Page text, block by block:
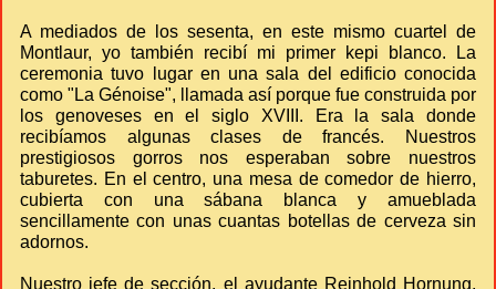
A mediados de los sesenta, en este mismo cuartel de
Montlaur, yo también recibí mi primer kepi blanco. La
ceremonia tuvo lugar en una sala del edificio conocida
como "La Génoise", llamada así porque fue construida por
los genoveses en el siglo XVIII. Era la sala donde
recibíamos algunas clases de francés. Nuestros
prestigiosos gorros nos esperaban sobre nuestros
taburetes. En el centro, una mesa de comedor de hierro,
cubierta con una sábana blanca y amueblada
sencillamente con unas cuantas botellas de cerveza sin
adornos.
Nuestro jefe de sección, el ayudante Reinhold Hornung,